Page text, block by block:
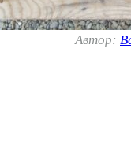
Автор: